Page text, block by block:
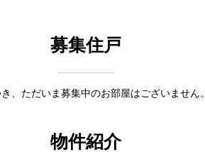
募集住戸
、ただいま募集中のお部屋はございません
物件紹介